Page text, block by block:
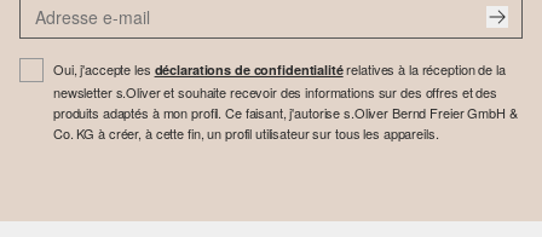
Oui, j'accepte les déclarations de confidentialitérelatives à la réception de la
newsletter s.Oliver et souhaite recevoir des informations sur des offres et des
produits adaptés à mon profil. Ce faisant, j'autorise s.Oliver Bernd Freier GmbH &
Co. KG à créer, à cette fin, un profil utilisateur sur tous les appareils.